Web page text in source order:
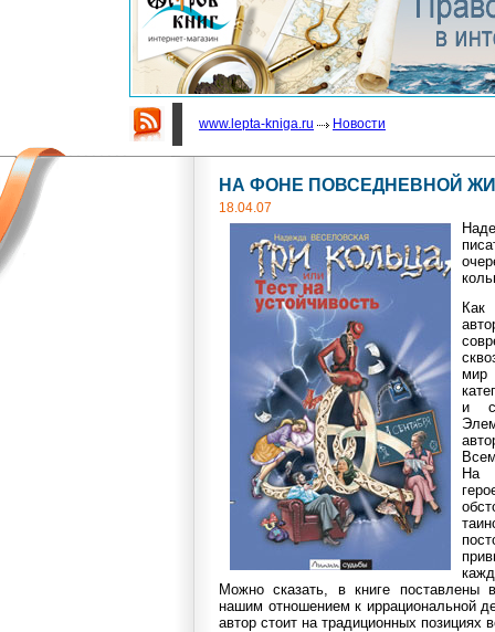
www.lepta-kniga.ru Новости
НА ФОНЕ ПОВСЕДНЕВНОЙ
18.04.07
Как
и
На
Можно сказать, в книге поставлены
нашим отношением к иррациональной
автор стоит на традиционных позициях